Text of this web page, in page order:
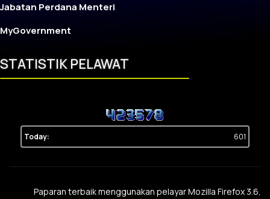
Jabatan Perdana Menteri
MyGovernment
STATISTIK PELAWAT
Today: 601
Paparan terbaik menggunakan pelayar Mozilla Firefox 3.6,